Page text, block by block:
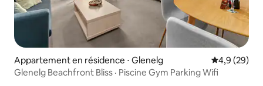
Appartement en résidence ⋅ Glenelg Évaluation
4,9 (29)
Glenelg Beachfront Bliss · Piscine Gym Parking Wifi